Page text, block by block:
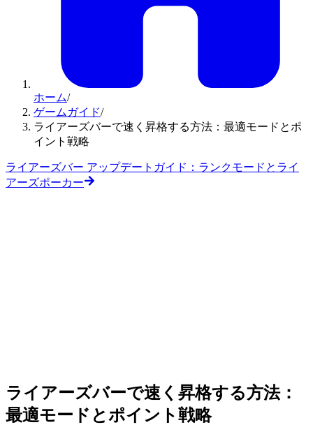
ホーム/
ゲームガイド/
ライアーズバーで速く昇格する方法：最適モードとポ
イント戦略
ライアーズバー アップデートガイド：ランクモードとライ
アーズポーカー
ライアーズバーで速く昇格する方法：
最適モードとポイント戦略